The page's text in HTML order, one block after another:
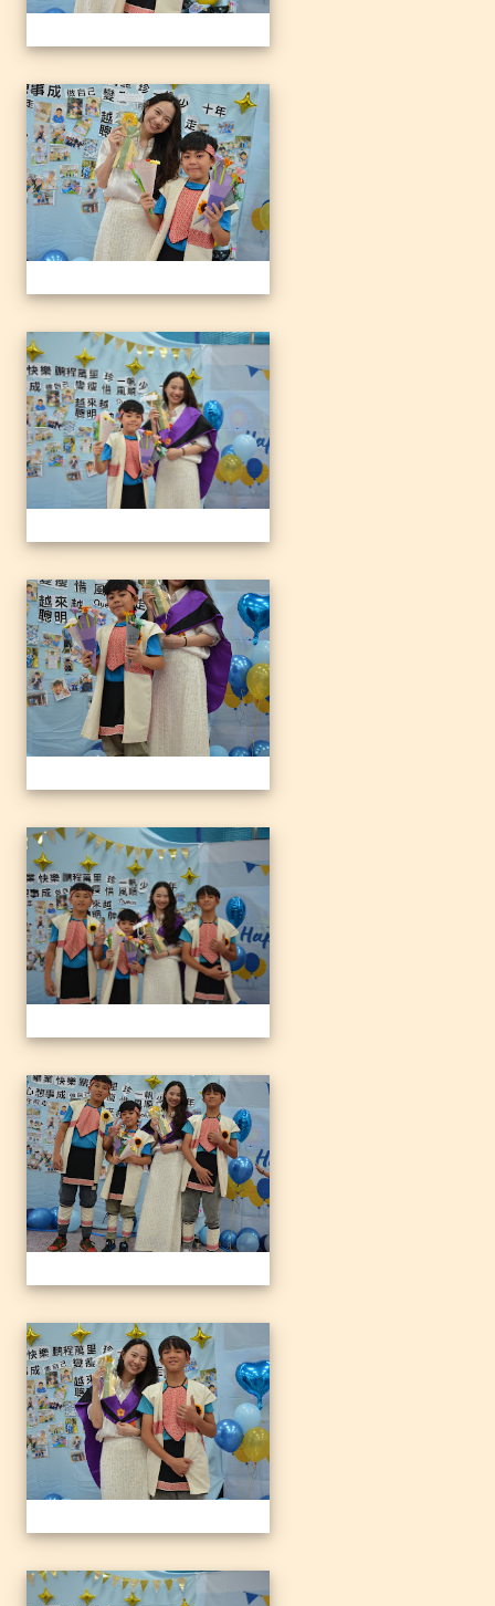
1140612三光國小79屆暨附
1140612三光國小79屆暨附
1140612三光國小79屆暨附
1140612三光國小79屆暨附
1140612三光國小79屆暨附
1140612三光國小79屆暨附
1140612三光國小79屆暨附